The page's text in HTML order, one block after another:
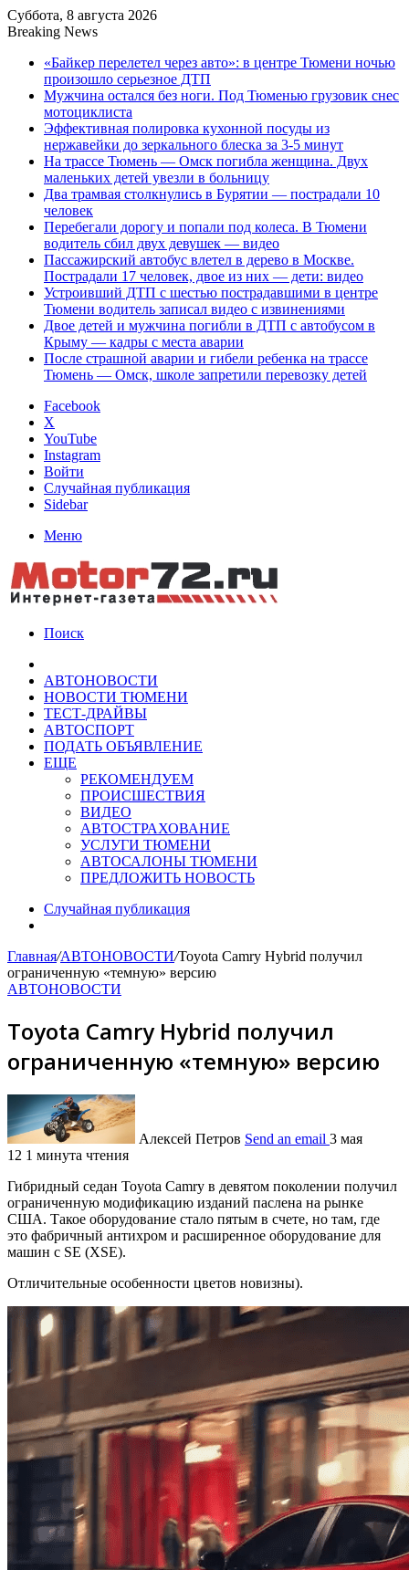
Суббота, 8 августа 2026
Breaking News
«Байкер перелетел через авто»: в центре Тюмени ночью
произошло серьезное ДТП
Мужчина остался без ноги. Под Тюменью грузовик снес
мотоциклиста
Эффективная полировка кухонной посуды из
нержавейки до зеркального блеска за 3-5 минут
На трассе Тюмень — Омск погибла женщина. Двух
маленьких детей увезли в больницу
Два трамвая столкнулись в Бурятии — пострадали 10
человек
Перебегали дорогу и попали под колеса. В Тюмени
водитель сбил двух девушек — видео
Пассажирский автобус влетел в дерево в Москве.
Пострадали 17 человек, двое из них — дети: видео
Устроивший ДТП с шестью пострадавшими в центре
Тюмени водитель записал видео с извинениями
Двое детей и мужчина погибли в ДТП с автобусом в
Крыму — кадры с места аварии
После страшной аварии и гибели ребенка на трассе
Тюмень — Омск, школе запретили перевозку детей
Facebook
X
YouTube
Instagram
Войти
Случайная публикация
Sidebar
Меню
Поиск
АВТОНОВОСТИ
НОВОСТИ ТЮМЕНИ
ТЕСТ-ДРАЙВЫ
АВТОСПОРТ
ПОДАТЬ ОБЪЯВЛЕНИЕ
ЕЩЕ
РЕКОМЕНДУЕМ
ПРОИСШЕСТВИЯ
ВИДЕО
АВТОСТРАХОВАНИЕ
УСЛУГИ ТЮМЕНИ
АВТОСАЛОНЫ ТЮМЕНИ
ПРЕДЛОЖИТЬ НОВОСТЬ
Случайная публикация
Главная/АВТОНОВОСТИ/Toyota Camry Hybrid получил
ограниченную «темную» версию
АВТОНОВОСТИ
Toyota Camry Hybrid получил
ограниченную «темную» версию
Алексей Петров Send an email 3 мая
12 1 минута чтения
Гибридный седан Toyota Camry в девятом поколении получил
ограниченную модификацию изданий паслена на рынке
США. Такое оборудование стало пятым в счете, но там, где
это фабричный антихром и расширенное оборудование для
машин с SE (XSE).
Отличительные особенности цветов новизны).